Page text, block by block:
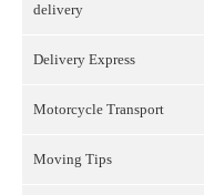
delivery
Delivery Express
Motorcycle Transport
Moving Tips